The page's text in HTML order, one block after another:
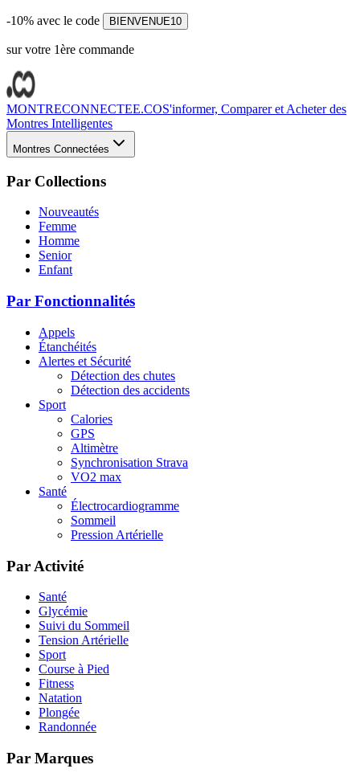
-10% avec le code BIENVENUE10
sur votre 1ère commande
MONTRECONNECTEE.COS'informer, Comparer et Acheter des
Montres Intelligentes
Montres Connectées
Par Collections
Nouveautés
Femme
Homme
Senior
Enfant
Par Fonctionnalités
Appels
Étanchéités
Alertes et Sécurité
Détection des chutes
Détection des accidents
Sport
Calories
GPS
Altimètre
Synchronisation Strava
VO2 max
Santé
Électrocardiogramme
Sommeil
Pression Artérielle
Par Activité
Santé
Glycémie
Suivi du Sommeil
Tension Artérielle
Sport
Course à Pied
Fitness
Natation
Plongée
Randonnée
Par Marques